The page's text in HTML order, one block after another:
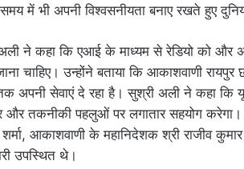
में भी अपनी विश्वसनीयता बनाए रखते हुए
ने कहा कि एआई के माध्यम से रेडियो को और
चाहिए। उन्होंने बताया कि आकाशवाणी
तक अपनी सेवाएं दे रहा है। सुश्री अली ने कहा
और तकनीकी पहलुओं पर लगातार सहयोग
आकाशवाणी के महानिदेशक श्री राजीव
उपस्थित थे।